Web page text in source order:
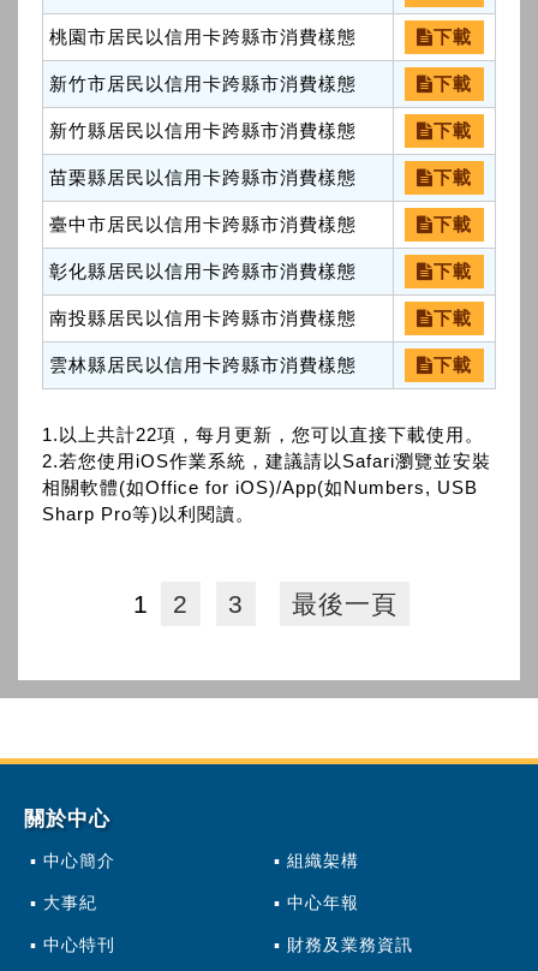
桃園市居民以信用卡跨縣市消費樣態 下載
新竹市居民以信用卡跨縣市消費樣態 下載
新竹縣居民以信用卡跨縣市消費樣態 下載
苗栗縣居民以信用卡跨縣市消費樣態 下載
臺中市居民以信用卡跨縣市消費樣態 下載
彰化縣居民以信用卡跨縣市消費樣態 下載
南投縣居民以信用卡跨縣市消費樣態 下載
雲林縣居民以信用卡跨縣市消費樣態 下載
1.以上共計22項，每月更新，您可以直接下載使用。
2.若您使用iOS作業系統，建議請以Safari瀏覽並安裝
相關軟體(如Office for iOS)/App(如Numbers, USB
Sharp Pro等)以利閱讀。
1 2 3 最後一頁
關於中心
中心簡介 組織架構
大事紀 中心年報
中心特刊 財務及業務資訊